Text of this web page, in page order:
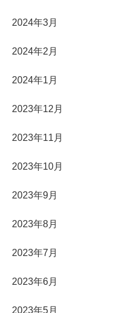
2024年3月
2024年2月
2024年1月
2023年12月
2023年11月
2023年10月
2023年9月
2023年8月
2023年7月
2023年6月
2023年5月